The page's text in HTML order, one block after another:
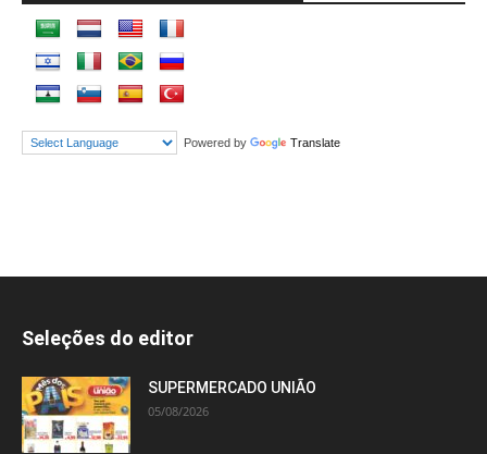
Powered by Translate
Seleções do editor
SUPERMERCADO UNIÃO
05/08/2026